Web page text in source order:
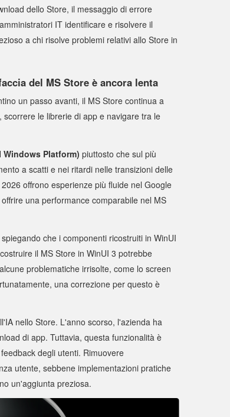
dello Store, il messaggio di errore
IT identificare e risolvere il
a chi risolve problemi relativi allo Store in
del MS Store è ancora lenta
un passo avanti, il MS Store continua a
le librerie di app e navigare tra le
Windows Platform) piuttosto che sul più
a scatti e nei ritardi nelle transizioni delle
offrono esperienze più fluide nel Google
una performance comparabile nel MS
che i componenti ricostruiti in WinUI
il MS Store in WinUI 3 potrebbe
problematiche irrisolte, come lo screen
una correzione per questo è
nello Store. L'anno scorso, l'azienda ha
di app. Tuttavia, questa funzionalità è
degli utenti. Rimuovere
utente, sebbene implementazioni pratiche
un'aggiunta preziosa.